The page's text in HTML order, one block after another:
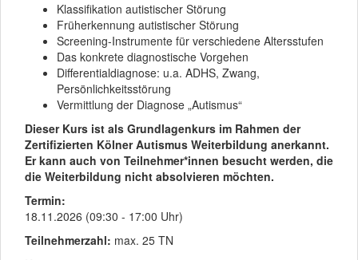
Klassifikation autistischer Störung
Früherkennung autistischer Störung
Screening-Instrumente für verschiedene Altersstufen
Das konkrete diagnostische Vorgehen
Differentialdiagnose: u.a. ADHS, Zwang,
Persönlichkeitsstörung
Vermittlung der Diagnose „Autismus“
Dieser Kurs ist als Grundlagenkurs im Rahmen der
Zertifizierten Kölner Autismus Weiterbildung anerkannt.
Er kann auch von Teilnehmer*innen besucht werden, die
die Weiterbildung nicht absolvieren möchten.
Termin:
18.11.2026 (09:30 - 17:00 Uhr)
Teilnehmerzahl: max. 25 TN